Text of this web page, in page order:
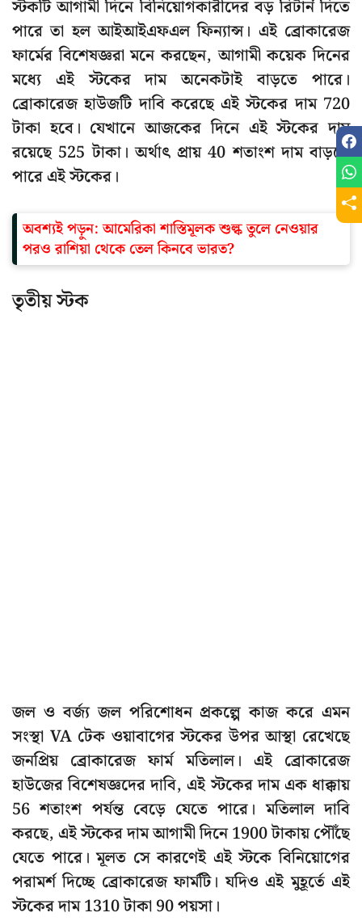
স্টকটি আগামী দিনে বিনিয়োগকারীদের বড় রিটার্ন দিতে
পারে তা হল আইআইএফএল ফিন্যান্স। এই ব্রোকারেজ
ফার্মের বিশেষজ্ঞরা মনে করছেন, আগামী কয়েক দিনের
মধ্যে এই স্টকের দাম অনেকটাই বাড়তে পারে।
ব্রোকারেজ হাউজটি দাবি করেছে এই স্টকের দাম 720
টাকা হবে। যেখানে আজকের দিনে এই স্টকের দাম
রয়েছে 525 টাকা। অর্থাৎ প্রায় 40 শতাংশ দাম বাড়তে
পারে এই স্টকের।
অবশ্যই পড়ুন:আমেরিকা শাস্তিমূলক শুল্ক তুলে নেওয়ার
পরও রাশিয়া থেকে তেল কিনবে ভারত?
তৃতীয় স্টক
জল ও বর্জ্য জল পরিশোধন প্রকল্পে কাজ করে এমন
সংস্থা VA টেক ওয়াবাগের স্টকের উপর আস্থা রেখেছে
জনপ্রিয় ব্রোকারেজ ফার্ম মতিলাল। এই ব্রোকারেজ
হাউজের বিশেষজ্ঞদের দাবি, এই স্টকের দাম এক ধাক্কায়
56 শতাংশ পর্যন্ত বেড়ে যেতে পারে। মতিলাল দাবি
করছে, এই স্টকের দাম আগামী দিনে 1900 টাকায় পৌঁছে
যেতে পারে। মূলত সে কারণেই এই স্টকে বিনিয়োগের
পরামর্শ দিচ্ছে ব্রোকারেজ ফার্মটি। যদিও এই মুহূর্তে এই
স্টকের দাম 1310 টাকা 90 পয়সা।